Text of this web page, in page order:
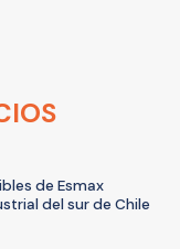
de Esmax
del sur de Chile